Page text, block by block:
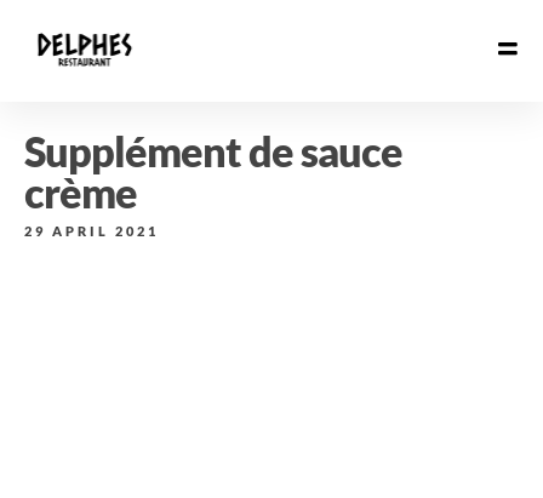
Supplément de sauce
crème
29 APRIL 2021